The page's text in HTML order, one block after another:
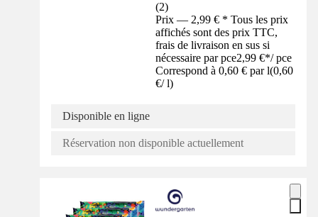
(2)
Prix — 2,99 € * Tous les prix
affichés sont des prix TTC,
frais de livraison en sus si
nécessaire par pce2,99 €*/ pce
Correspond à 0,60 € par l(0,60
€/ l)
Disponible en ligne
Réservation non disponible actuellement